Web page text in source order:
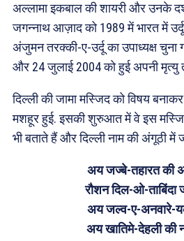
अल्लामा इकबाल की शायरी और उनके
जगन्नाथ आज़ाद को 1989 में भारत में
अंजुमन तरक्की-ए-उर्दू का उपाध्यक्ष
और 24 जुलाई 2004 को हुई अपनी
दिल्ली की जामा मस्जिद को विषय
मशहूर हुई. इसकी शुरुआत में वे इस
भी बताते हैं और दिल्ली नाम की अंगूठी में
अय जज्बे-तहारत की
रौशन दिल-ओ-ताबिंदा
अय जल्व-ए-अनवारे-
अय खातिमे-देहली की